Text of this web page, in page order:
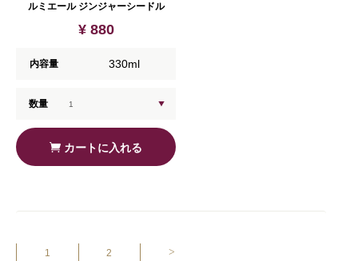
ルミエール ジンジャーシードル
¥ 880
内容量 330ml
数量
カートに入れる
1 2 >